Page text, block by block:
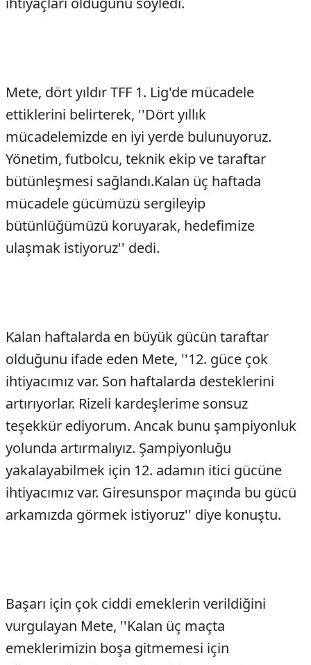
Mete, dört yıldır TFF 1. Lig'de mücadele
ettiklerini belirterek, ''Dört yıllık
mücadelemizde en iyi yerde bulunuyoruz.
Yönetim, futbolcu, teknik ekip ve taraftar
bütünleşmesi sağlandı.Kalan üç haftada
mücadele gücümüzü sergileyip
bütünlüğümüzü koruyarak, hedefimize
ulaşmak istiyoruz'' dedi.
Kalan haftalarda en büyük gücün taraftar
olduğunu ifade eden Mete, ''12. güce çok
ihtiyacımız var. Son haftalarda desteklerini
artırıyorlar. Rizeli kardeşlerime sonsuz
teşekkür ediyorum. Ancak bunu şampiyonluk
yolunda artırmalıyız. Şampiyonluğu
yakalayabilmek için 12. adamın itici gücüne
ihtiyacımız var. Giresunspor maçında bu gücü
arkamızda görmek istiyoruz'' diye konuştu.
Başarı için çok ciddi emeklerin verildiğini
vurgulayan Mete, ''Kalan üç maçta
emeklerimizin boşa gitmemesi için